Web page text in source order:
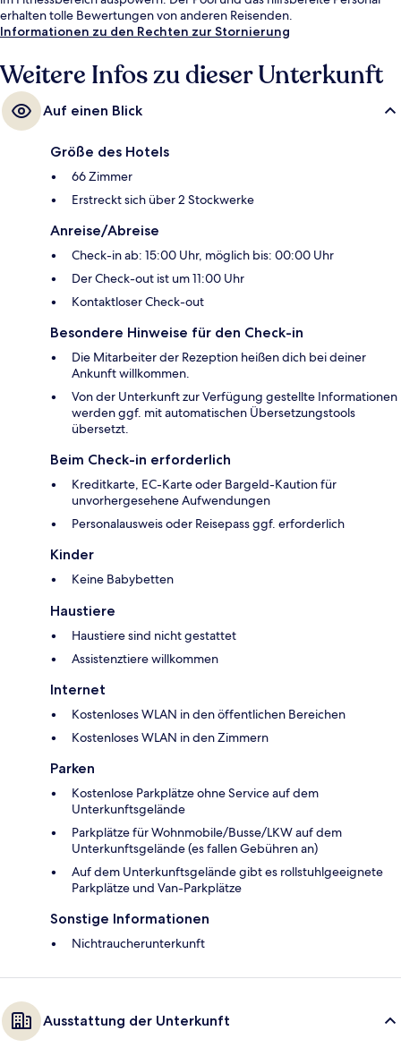
erhalten tolle Bewertungen von anderen Reisenden.
Informationen zu den Rechten zur Stornierung
Weitere Infos zu dieser Unterkunft
Auf einen Blick
Größe des Hotels
66 Zimmer
Erstreckt sich über 2 Stockwerke
Anreise/Abreise
Check-in ab: 15:00 Uhr, möglich bis: 00:00 Uhr
Der Check-out ist um 11:00 Uhr
Kontaktloser Check-out
Besondere Hinweise für den Check-in
Die Mitarbeiter der Rezeption heißen dich bei deiner
Ankunft willkommen.
Von der Unterkunft zur Verfügung gestellte Informationen
werden ggf. mit automatischen Übersetzungstools
übersetzt.
Beim Check-in erforderlich
Kreditkarte, EC-Karte oder Bargeld-Kaution für
unvorhergesehene Aufwendungen
Personalausweis oder Reisepass ggf. erforderlich
Kinder
Keine Babybetten
Haustiere
Haustiere sind nicht gestattet
Assistenztiere willkommen
Internet
Kostenloses WLAN in den öffentlichen Bereichen
Kostenloses WLAN in den Zimmern
Parken
Kostenlose Parkplätze ohne Service auf dem
Unterkunftsgelände
Parkplätze für Wohnmobile/Busse/LKW auf dem
Unterkunftsgelände (es fallen Gebühren an)
Auf dem Unterkunftsgelände gibt es rollstuhlgeeignete
Parkplätze und Van-Parkplätze
Sonstige Informationen
Nichtraucherunterkunft
Ausstattung der Unterkunft